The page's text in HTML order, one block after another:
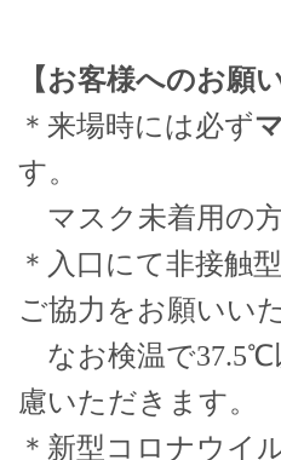
【お客様へのお願い
＊来場時には必ず
す。
マスク未着用の
＊入口にて非接触
ご協力をお願いい
なお検温で37.5℃
慮いただきます。
＊新型コロナウイ